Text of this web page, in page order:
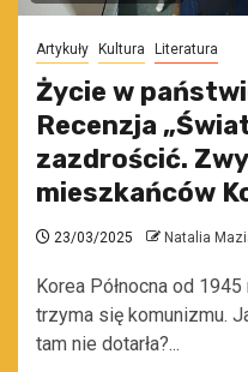
Artykuły Kultura Literatura
Życie w
Recenzja
zazdrościć.
mieszkańców
23/03/2025 Natalia
Korea Północna od
trzyma się komunizmu.
tam nie dotarła?...